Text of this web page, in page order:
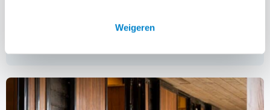
Weigeren
Platform Zomereczeem Paard